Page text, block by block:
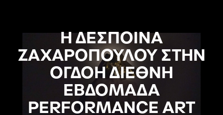
Η ΔΕΣΠΟΙΝΑ
ΖΑΧΑΡΟΠΟΥΛΟΥ ΣΤΗΝ
ΟΓΔΟΗ ΔΙΕΘΝΗ
ΕΒΔΟΜΑΔΑ
PERFORMANCE ART